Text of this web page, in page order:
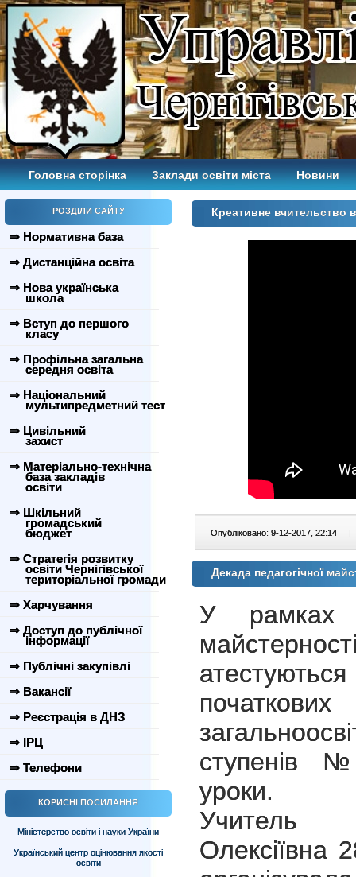
Головна сторінка Заклади освіти міста Новини
РОЗДІЛИ САЙТУ
⇒ Нормативна база
⇒ Дистанційна освіта
⇒ Нова українська
школа
⇒ Вступ до першого
класу
⇒ Профільна загальна
середня освіта
⇒ Національний
мультипредметний тест
⇒ Цивільний
захист
⇒ Матеріально-технічна
база закладів
освіти
⇒ Шкільний
громадський
бюджет
⇒ Стратегія розвитку
освіти Чернігівської
територіальної громади
⇒ Харчування
⇒ Доступ до публічної
інформації
⇒ Публічні закупівлі
⇒ Вакансії
⇒ Реєстрація в ДНЗ
⇒ ІРЦ
⇒ Телефони
КОРИСНІ ПОСИЛАННЯ
Міністерство освіти і науки України
Український центр оцінювання якості
освіти
Креативне вчительство в
Опубліковано: 9-12-2017, 22:14 |
Декада педагогічної
У рамках
початкових
ступенів
уроки.
Учитель
Олексіївна